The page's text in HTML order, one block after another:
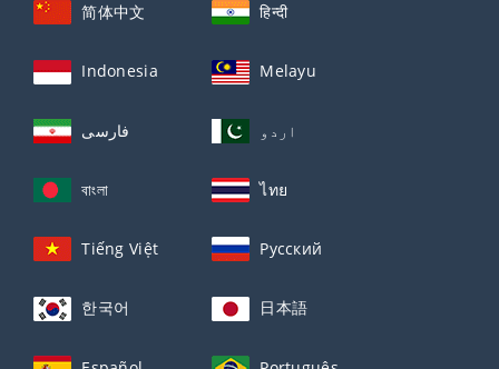
简体中文 हिन्दी
Indonesia Melayu
فارسی اردو
বাংলা ไทย
Tiếng Việt Русский
한국어 日本語